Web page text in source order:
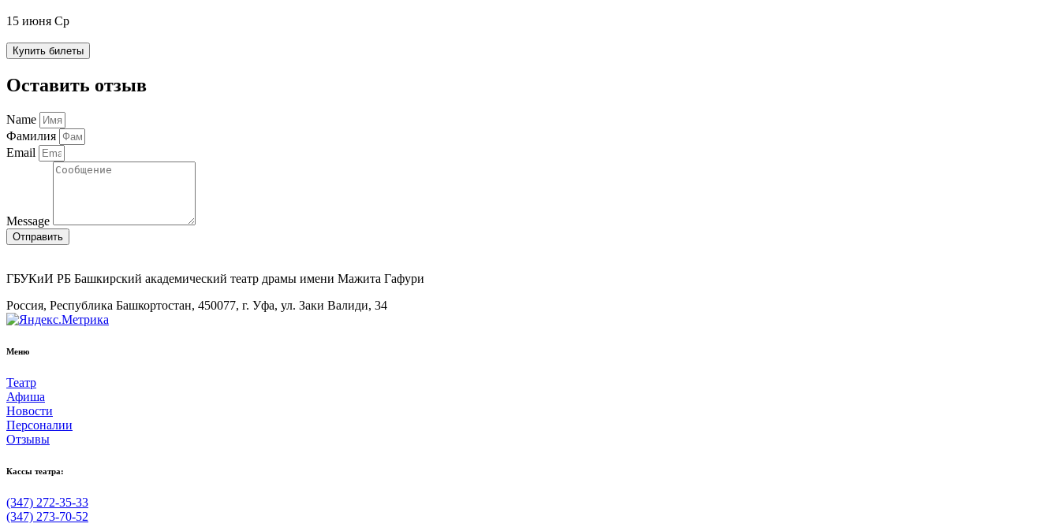
15 июня Ср
Купить билеты
Оставить отзыв
Name
Фамилия
Email
Message
Отправить
ГБУКиИ РБ Башкирский академический театр драмы имени Мажита Гафури
Россия, Республика Башкортостан, 450077, г. Уфа, ул. Заки Валиди, 34
Меню
Театр
Афиша
Новости
Персоналии
Отзывы
Кассы театра:
(347) 272-35-33
(347) 273-70-52